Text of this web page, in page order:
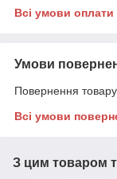
Всі умови оплати
Умови
Повернення
Всі умови
З цим товаром